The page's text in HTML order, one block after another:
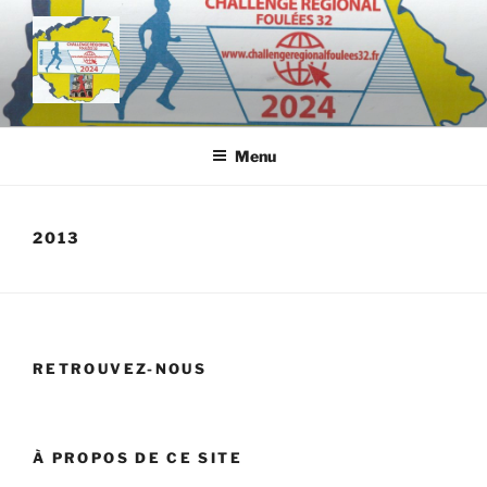
Aller
contenu
principal
Menu
2013
RETROUVEZ-NOUS
À PROPOS DE CE SITE